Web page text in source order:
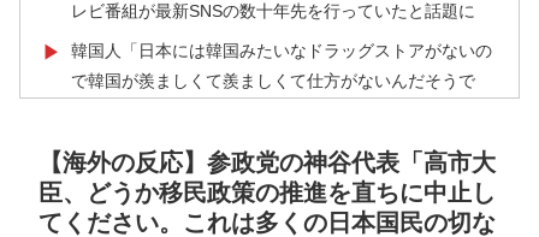
レビ番組が最新SNSの数十年先を行っていたと話題に
▶
韓国人「日本には韓国みたいなドラッグストアがないの
で韓国が羨ましくて羨ましくて仕方がないんだそうで
▶ 韓国政府、謝罪をすれば賠償を放棄する案を日本側に提
示するも拒否される＝韓国の反応
▶ 【悲報】中川翔子(41)「Xはもう愚痴だらけだから開き
【海外の反応】参政党の神谷代表「高市大
臣、どうか移民政策の推進を直ちに中止し
てください。これは多くの日本国民の切な